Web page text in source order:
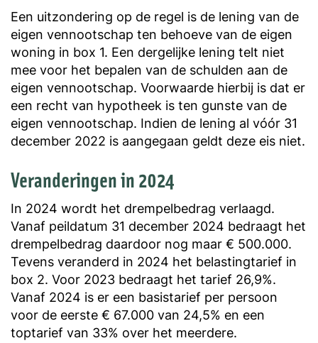
Een uitzondering op de regel is de lening van de
eigen vennootschap ten behoeve van de eigen
woning in box 1. Een dergelijke lening telt niet
mee voor het bepalen van de schulden aan de
eigen vennootschap. Voorwaarde hierbij is dat er
een recht van hypotheek is ten gunste van de
eigen vennootschap. Indien de lening al vóór 31
december 2022 is aangegaan geldt deze eis niet.
Veranderingen in 2024
In 2024 wordt het drempelbedrag verlaagd.
Vanaf peildatum 31 december 2024 bedraagt het
drempelbedrag daardoor nog maar € 500.000.
Tevens veranderd in 2024 het belastingtarief in
box 2. Voor 2023 bedraagt het tarief 26,9%.
Vanaf 2024 is er een basistarief per persoon
voor de eerste € 67.000 van 24,5% en een
toptarief van 33% over het meerdere.